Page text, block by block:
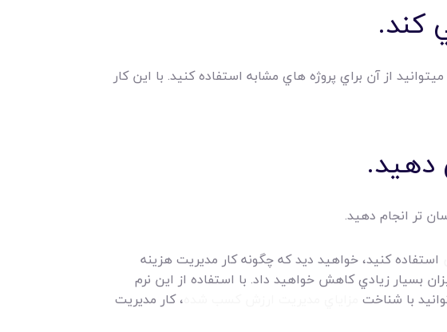
از آن براي پروژه هاي مشابه استفاده کنيد. با اين کار
تر انجام دهيد.
استفاده کنيد، خواهيد ديد که چگونه کار مديريت هزينه
بسيار زيادي کاهش خواهيد داد. با استفاده از اين نرم
با شناخت
، کار مديريت